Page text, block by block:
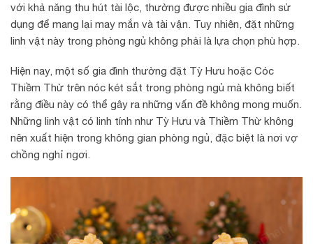
với khả năng thu hút tài lộc, thường được nhiều gia đình sử
dụng để mang lại may mắn và tài vận. Tuy nhiên, đặt những
linh vật này trong phòng ngủ không phải là lựa chọn phù hợp.
Hiện nay, một số gia đình thường đặt Tỳ Hưu hoặc Cóc
Thiềm Thừ trên nóc két sắt trong phòng ngủ mà không biết
rằng điều này có thể gây ra những vấn đề không mong muốn.
Những linh vật có linh tính như Tỳ Hưu và Thiềm Thừ không
nên xuất hiện trong không gian phòng ngủ, đặc biệt là nơi vợ
chồng nghỉ ngơi.